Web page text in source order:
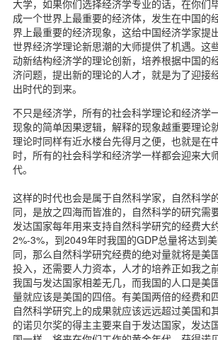
大学，如果你们选择经济学专业的话，在你们
成一个世界上最重要的经济体，发生在中国的
界上最重要的经济现象，这给中国经济学家提
世界经济学理论新思潮的大师提供了机遇。这
动新结构经济学的理论创新，培养根据中国的
济问题，提出新的理论的人才，就是为了迎接
出时代的到来。
不只是经济学，所有的社会科学理论和经济学
现象的简单因果逻辑，解释的现象越重要理论
理论时同样有近水楼台先得月之便，也就是在
时，所有的社会科学和经济学一样都会迎来大
代。
这样的时代也会是属于自然科学家，自然科学
同，是放之四海而皆准的，自然科学的研究需
发达国家每年用来支持自然科学研究的经费大
2%-3%，到2049年时我国的GDP总量将达到
同，那么自然科学研究经费的绝对量就将是美
投入，还需要人力资本，人才的培养正如我之
我国与发达国家相差无几，而我国的人口是美
量就应该是美国的四倍。有美国两倍的经费和
自然科学研究上的成果就应该远远超过美国和
的诺贝尔奖的得主主要来自于发达国家，发达